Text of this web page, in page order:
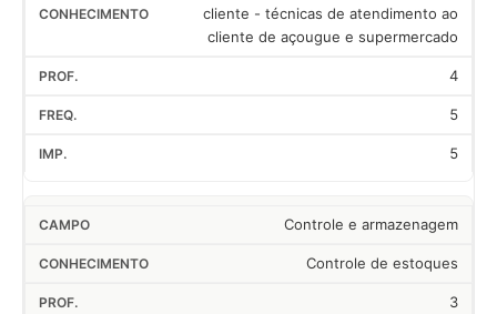
cliente - técnicas de atendimento ao
cliente de açougue e supermercado
4
5
5
Controle e armazenagem
Controle de estoques
3